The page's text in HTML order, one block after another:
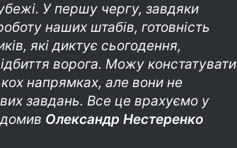
У першу чергу, завдяки
наших штабів, готовність
які диктує сьогодення,
ворога. Можу констатувати
напрямках, але вони не
завдань. Все це врахуємо у
Олександр Нестеренко